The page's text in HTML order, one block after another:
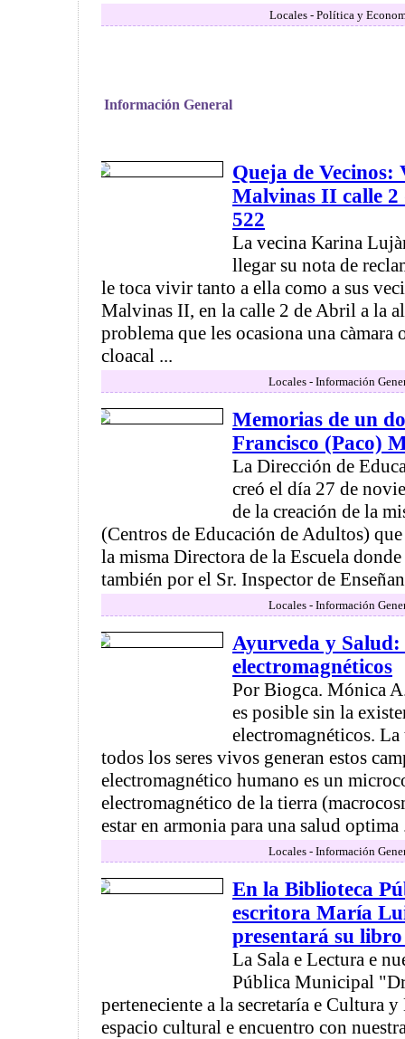
Locales - Política y
Información General
Queja de Vecinos:
Malvinas II calle
522
La vecina Karina
llegar su nota de
le toca vivir tanto a ella como a sus
Malvinas II, en la calle 2 de Abril a la
problema que les ocasiona una càmara
cloacal ...
Locales - Información
Memorias de un
Francisco (Paco)
La Dirección de
creó el día 27 de
de la creación de la
(Centros de Educación de Adultos)
la misma Directora de la Escuela
también por el Sr. Inspector de
Locales - Información
Ayurveda y Salud:
electromagnéticos
Por Biogca. Mónica
es posible sin la
electromagnéticos.
todos los seres vivos generan estos
electromagnético humano es un
electromagnético de la tierra
estar en armonia para una salud optima
Locales - Información
En la Biblioteca
escritora María
presentará su
La Sala e Lectura e
Pública Municipal
perteneciente a la secretaría e Cultura
espacio cultural e encuentro con